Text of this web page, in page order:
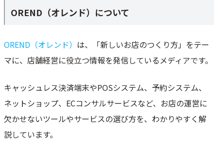
OREND（オレンド）について
OREND（オレンド） は、「新しいお店のつくり方」をテー
マに、店舗経営に役立つ情報を発信しているメディアです。
キャッシュレス決済端末やPOSシステム、予約システム、
ネットショップ、ECコンサルサービスなど、お店の運営に
欠かせないツールやサービスの選び方を、わかりやすく解
説しています。